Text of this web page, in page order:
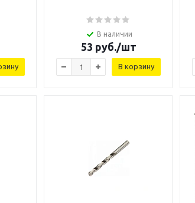
В наличии
53 руб./шт
В корзину